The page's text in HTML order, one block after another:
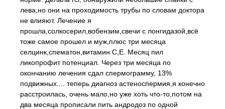
лева,но они на проходимость трубы по словам доктора
не влияют. Лечение я
прошла,солкосерил,вобензим,свечи с лонгидазой,всё
тоже самое прошел и муж,плюс три месяца
селцинк,спематон,витамин С,Е. Месяц пил
ликопрофит потенциал. Через три месяца по
окончанию лечения сдал спермограмму, 13%
подвижных.... теперь диагноз астеноспермия,я конечно
расстроилась, очень мало,но уже хоть что-то,потом на
два месяца прописали пить андродоз по одной